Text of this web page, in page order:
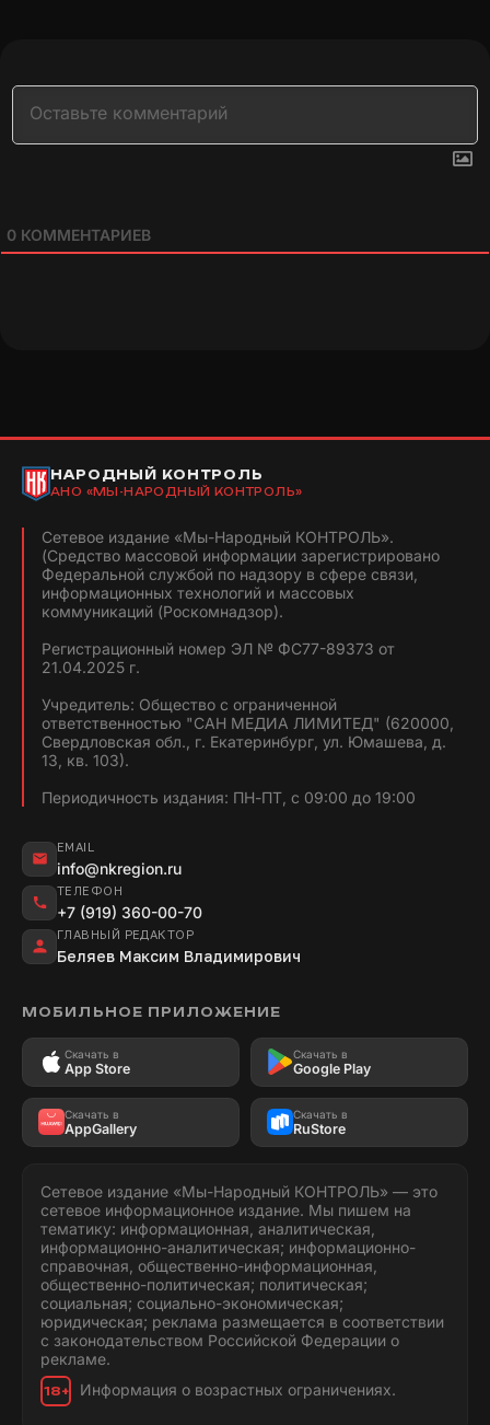
0 КОММЕНТАРИЕВ
НАРОДНЫЙ КОНТРОЛЬ
АНО «МЫ-НАРОДНЫЙ КОНТРОЛЬ»
Сетевое издание «Мы-Народный КОНТРОЛЬ».
(Средство массовой информации зарегистрировано
Федеральной службой по надзору в сфере связи,
информационных технологий и массовых
коммуникаций (Роскомнадзор).
Регистрационный номер ЭЛ № ФС77-89373 от
21.04.2025 г.
Учредитель: Общество с ограниченной
ответственностью "САН МЕДИА ЛИМИТЕД" (620000,
Свердловская обл., г. Екатеринбург, ул. Юмашева, д.
13, кв. 103).
Периодичность издания: ПН-ПТ, с 09:00 до 19:00
EMAIL
info@nkregion.ru
ТЕЛЕФОН
+7 (919) 360-00-70
ГЛАВНЫЙ РЕДАКТОР
Беляев Максим Владимирович
МОБИЛЬНОЕ ПРИЛОЖЕНИЕ
Скачать в
App Store
Скачать в
Google Play
Скачать в
AppGallery
Скачать в
RuStore
Сетевое издание «Мы-Народный КОНТРОЛЬ» — это
сетевое информационное издание. Мы пишем на
тематику: информационная, аналитическая,
информационно-аналитическая; информационно-
справочная, общественно-информационная,
общественно-политическая; политическая;
социальная; социально-экономическая;
юридическая; реклама размещается в соответствии
с законодательством Российской Федерации о
рекламе.
18+ Информация о возрастных ограничениях.